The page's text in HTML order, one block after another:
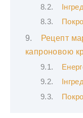
Рецепт
капроновою